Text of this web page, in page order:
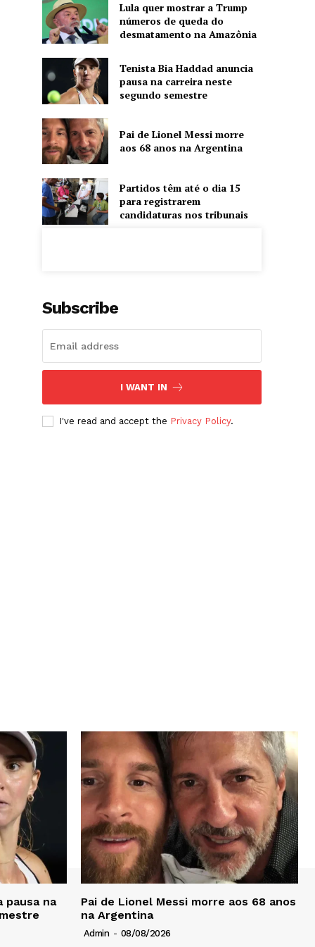
Lula quer mostrar a Trump
números de queda do
desmatamento na Amazônia
Tenista Bia Haddad anuncia
pausa na carreira neste
segundo semestre
Pai de Lionel Messi morre
aos 68 anos na Argentina
Partidos têm até o dia 15
para registrarem
candidaturas nos tribunais
Subscribe
I WANT IN
I've read and accept the Privacy Policy.
pausa na
Pai de Lionel Messi morre aos 68 anos
na Argentina
Admin - 08/08/2026